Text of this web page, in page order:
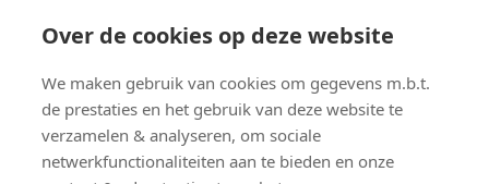
Over de cookies op deze website
We maken gebruik van cookies om gegevens m.b.t.
de prestaties en het gebruik van deze website te
verzamelen & analyseren, om sociale
netwerkfunctionaliteiten aan te bieden en onze
Verzenden
Retourneren
Betalen
Veelgestelde vragen